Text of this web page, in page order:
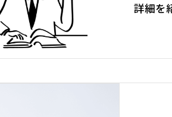
詳細を